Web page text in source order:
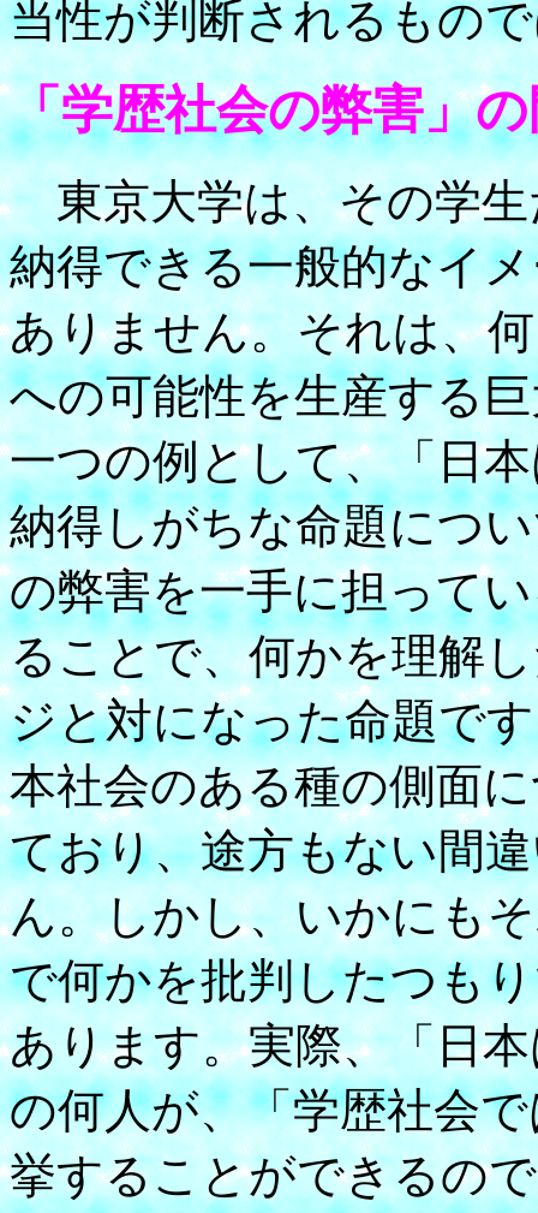
当性が判断されるもの
「学歴社会の弊害」
東京大学は、その学生
納得できる一般的なイ
ありません。それは、
への可能性を生産する
一つの例として、「日
納得しがちな命題につ
の弊害を一手に担って
ることで、何かを理解
ジと対になった命題で
本社会のある種の側面
ており、途方もない間
ん。しかし、いかにも
で何かを批判したつも
あります。実際、「日
の何人が、「学歴社会
挙することができるの